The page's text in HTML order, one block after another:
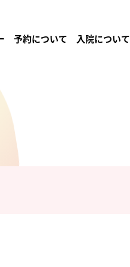
予約について 入院について